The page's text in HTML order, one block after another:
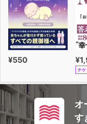
上司、部下、家族、恋
て生きていくあなた
もっと充実したものと
ているけど意外と改
伝え方を磨き始めれ
りする手ごたえが持
があなたを待ってい
¥550
チケ
オ
す